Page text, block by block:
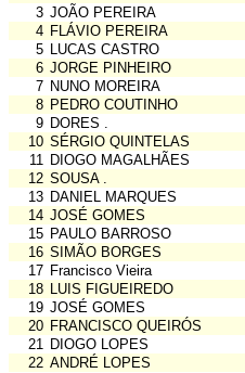
3 JOÃO PEREIRA
4 FLÁVIO PEREIRA
5 LUCAS CASTRO
6 JORGE PINHEIRO
7 NUNO MOREIRA
8 PEDRO COUTINHO
9 DORES .
10 SÉRGIO QUINTELAS
11 DIOGO MAGALHÃES
12 SOUSA .
13 DANIEL MARQUES
14 JOSÉ GOMES
15 PAULO BARROSO
16 SIMÃO BORGES
17 Francisco Vieira
18 LUIS FIGUEIREDO
19 JOSÉ GOMES
20 FRANCISCO QUEIRÓS
21 DIOGO LOPES
22 ANDRÉ LOPES